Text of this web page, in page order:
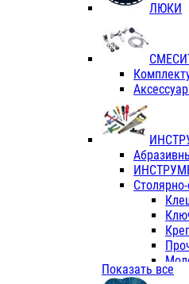
ЛЮКИ
Показать все